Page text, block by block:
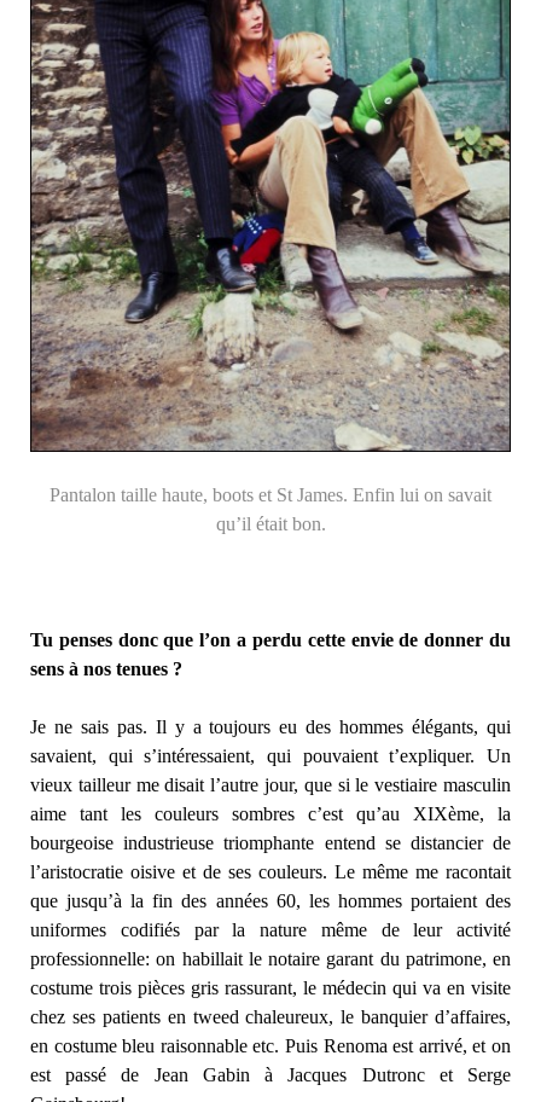
Pantalon taille haute, boots et St James. Enfin lui on savait
qu’il était bon.
Tu penses donc que l’on a perdu cette envie de donner du
sens à nos tenues ?
Je ne sais pas. Il y a toujours eu des hommes élégants, qui
savaient, qui s’intéressaient, qui pouvaient t’expliquer. Un
vieux tailleur me disait l’autre jour, que si le vestiaire masculin
aime tant les couleurs sombres c’est qu’au XIXème, la
bourgeoise industrieuse triomphante entend se distancier de
l’aristocratie oisive et de ses couleurs. Le même me racontait
que jusqu’à la fin des années 60, les hommes portaient des
uniformes codifiés par la nature même de leur activité
professionnelle: on habillait le notaire garant du patrimone, en
costume trois pièces gris rassurant, le médecin qui va en visite
chez ses patients en tweed chaleureux, le banquier d’affaires,
en costume bleu raisonnable etc. Puis Renoma est arrivé, et on
est passé de Jean Gabin à Jacques Dutronc et Serge